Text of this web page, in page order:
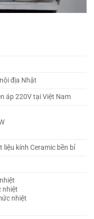
địa Nhật
áp 220V tại Việt Nam
liệu kính Ceramic bền bỉ
nhiệt
nhiệt